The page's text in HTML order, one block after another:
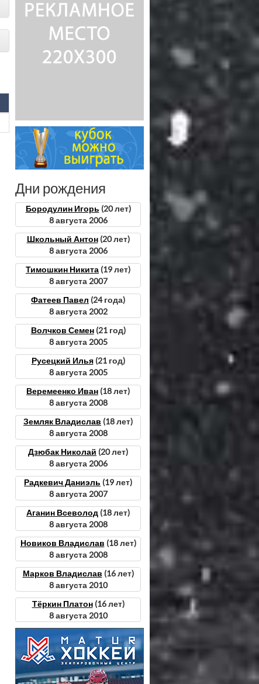
Дни рождения
Бородулин Игорь (20 лет)
8 августа 2006
Школьный Антон(20 лет)
8 августа 2006
Тимошкин Никита (19 лет)
8 августа 2007
Фатеев Павел (24 года)
8 августа 2002
Волчков Семен(21 год)
8 августа 2005
Русецкий Илья(21 год)
8 августа 2005
Веремеенко Иван (18 лет)
8 августа 2008
Земляк Владислав (18 лет)
8 августа 2008
Дзюбак Николай (20 лет)
8 августа 2006
Радкевич Даниэль (19 лет)
8 августа 2007
Аганин Всеволод (18 лет)
8 августа 2008
Новиков Владислав (18 лет)
8 августа 2008
Марков Владислав (16 лет)
8 августа 2010
Тёркин Платон(16 лет)
8 августа 2010